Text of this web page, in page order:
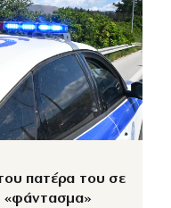
πατέρα του σε
«φάντασμα»